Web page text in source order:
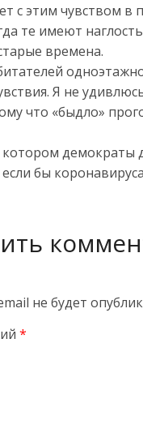
с этим чувством
те имеют
времена.
Я не
что «быдло»
котором
бы
не будет
*